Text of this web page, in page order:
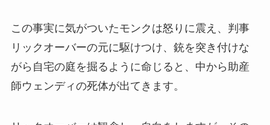
この事実に気がついたモンクは怒りに震え、判事
リックオーバーの元に駆けつけ、銃を突き付けな
がら自宅の庭を掘るように命じると、中から助産
師ウェンディの死体が出てきます。